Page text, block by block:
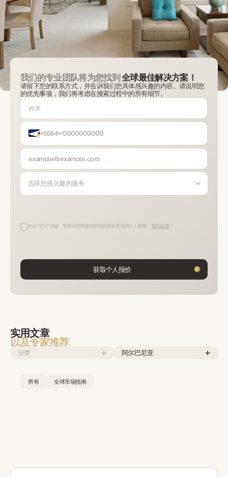
我们的专业团队将为您找到 全球最佳解决方案！
请留下您的联系方式，并告诉我们您具体感兴趣的内容。请说明您
的优先事项，我们将考虑在搜索过程中的所有细节。
+1684
选择您感兴趣的服务
点击“提交”按钮，即表示您同意按照地拉那处理您的个人数据， 隐私政策
获取个人报价
实用文章
以及专家推荐
分类 阿尔巴尼亚
所有 全球市场指南